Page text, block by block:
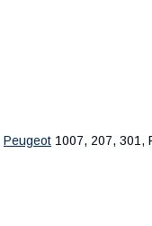
Peugeot 1007, 207, 301,